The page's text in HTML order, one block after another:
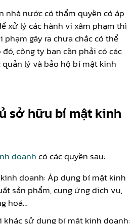
nhà nước có thẩm quyền có áp
xử lý các hành vi xâm phạm thì
gây ra chưa chắc có thể
công ty bạn cần phải có các
lý và bảo hộ bí mật kinh
sở hữu bí mật kinh
doanhcó các quyền sau:
doanh: Áp dụng bí mật kinh
sản phẩm, cung ứng dịch vụ,
hoá…
khác sử dụng bí mật kinh doanh: